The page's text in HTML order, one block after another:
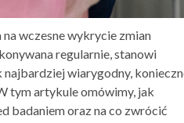
wczesne wykrycie zmian
regularnie, stanowi
wiarygodny,
tym artykule omówimy, jak
badaniem oraz na co zwrócić